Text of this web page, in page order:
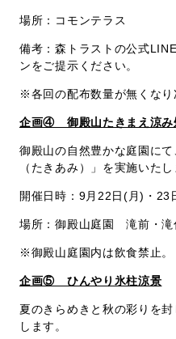
場所：コモンテラス
備考：森トラストの公式
ンをご提示ください。
※各回の配布数量が無くなり
企画④ 御殿山たきまえ涼み
御殿山の自然豊かな庭園に
（たきあみ）」を実施いたし
開催日時：9月22日(月)・
場所：御殿山庭園 滝前・滝
※御殿山庭園内は飲食禁止。
企画⑤ ひんやり氷柱涼景
夏のきらめきと秋の彩りを
します。